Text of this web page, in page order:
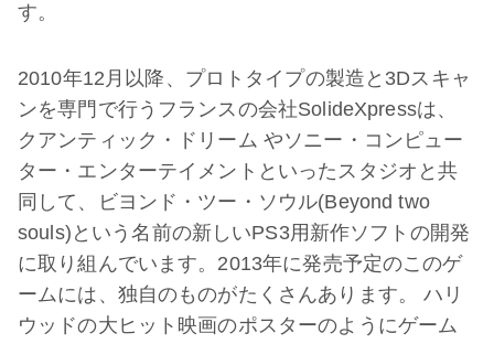
す。
2010年12月以降、プロトタイプの製造と3Dスキャ
ンを専門で行うフランスの会社SolideXpressは、
クアンティック・ドリーム やソニー・コンピュー
ター・エンターテイメントといったスタジオと共
同して、ビヨンド・ツー・ソウル(Beyond two
souls)という名前の新しいPS3用新作ソフトの開発
に取り組んでいます。2013年に発売予定のこのゲ
ームには、独自のものがたくさんあります。 ハリ
ウッドの大ヒット映画のポスターのようにゲーム